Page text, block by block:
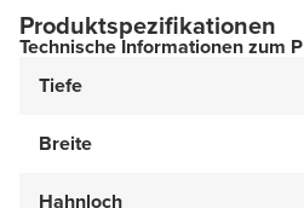
Produktspezifikationen
Technische Informationen zum
Tiefe
Breite
Hahnloch